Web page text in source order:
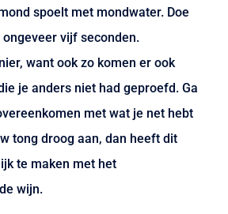
spoelt met mondwater. Doe
vijf seconden.
want ook zo komen er ook
je anders niet had geproefd. Ga
met wat je net hebt
tong droog aan, dan heeft dit
te maken met het
wijn.